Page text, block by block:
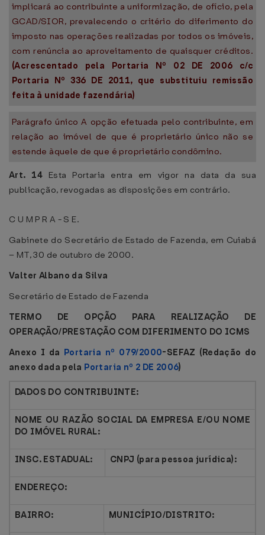
implicará ao contribuinte a uniformização, de ofício, pela
GCAD/SIOR, prevalecendo o critério do diferimento do
imposto nas operações realizadas por todos os imóveis,
com renúncia ao aproveitamento de quaisquer créditos.
(Acrescentado pela Portaria Nº 02 DE 2006 c/c
Portaria Nº336 DE 2011, que substituiu remissão
feita à unidade fazendária)
Parágrafo único A opção efetuada pelo contribuinte, em
relação ao imóvel de que é proprietário único não se
estende àquele de que é proprietário condômino.
Art. 14 Esta Portaria entra em vigor na data da sua
publicação, revogadas as disposições em contrário.
C U M P R A - S E.
Gabinete do Secretário de Estado de Fazenda, em Cuiabá
– MT, 30 de outubro de 2000.
Valter Albano da Silva
Secretário de Estado de Fazenda
TERMO DE OPÇÃO PARA REALIZAÇÃO DE
OPERAÇÃO/PRESTAÇÃO COM DIFERIMENTO DO ICMS
Anexo I da Portaria nº 079/2000-SEFAZ (Redação do
anexo dada pela Portaria nº 2 DE 2006)
DADOS DO CONTRIBUINTE:
NOME OU RAZÃO SOCIAL DA EMPRESA E/OU NOME
DO IMÓVEL RURAL:
INSC. ESTADUAL: CNPJ (para pessoa jurídica):
ENDEREÇO:
BAIRRO: MUNICÍPIO/DISTRITO: